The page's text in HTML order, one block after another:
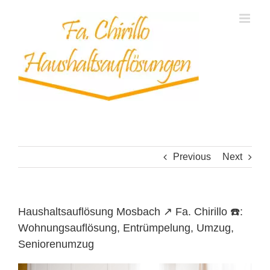
Previous Next
Haushaltsauflösung Mosbach ↗️ Fa. Chirillo ☎️:
Wohnungsauflösung, Entrümpelung, Umzug,
Seniorenumzug